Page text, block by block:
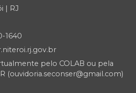
| RJ
1640
pelo COLAB ou pela
(ouvidoria.seconser@gmail.com)